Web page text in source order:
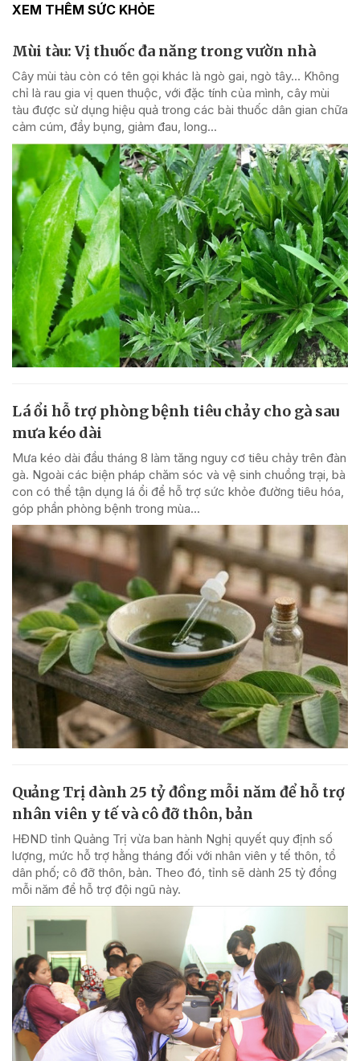
XEM THÊM SỨC KHỎE
Mùi tàu: Vị thuốc đa năng trong vườn nhà
Cây mùi tàu còn có tên gọi khác là ngò gai, ngò tây… Không
chỉ là rau gia vị quen thuộc, với đặc tính của mình, cây mùi
tàu được sử dụng hiệu quả trong các bài thuốc dân gian chữa
cảm cúm, đầy bụng, giảm đau, long...
Lá ổi hỗ trợ phòng bệnh tiêu chảy cho gà sau
mưa kéo dài
Mưa kéo dài đầu tháng 8 làm tăng nguy cơ tiêu chảy trên đàn
gà. Ngoài các biện pháp chăm sóc và vệ sinh chuồng trại, bà
con có thể tận dụng lá ổi để hỗ trợ sức khỏe đường tiêu hóa,
góp phần phòng bệnh trong mùa...
Quảng Trị dành 25 tỷ đồng mỗi năm để hỗ trợ
nhân viên y tế và cô đỡ thôn, bản
HĐND tỉnh Quảng Trị vừa ban hành Nghị quyết quy định số
lượng, mức hỗ trợ hằng tháng đối với nhân viên y tế thôn, tổ
dân phố; cô đỡ thôn, bản. Theo đó, tỉnh sẽ dành 25 tỷ đồng
mỗi năm để hỗ trợ đội ngũ này.